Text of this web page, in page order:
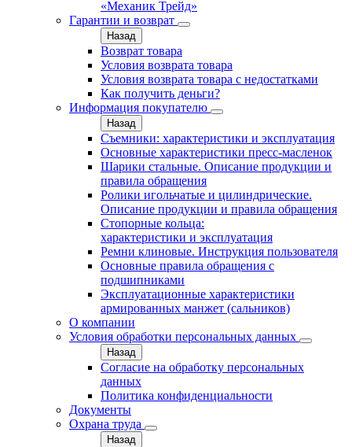
«Механик Трейд»
Гарантии и возврат
Назад
Возврат товара
Условия возврата товара
Условия возврата товара с недостатками
Как получить деньги?
Информация покупателю
Назад
Съемники: характеристики и эксплуатация
Основные характеристики пресс‑масленок
Шарики стальные. Описание продукции и
правила обращения
Ролики игольчатые и цилиндрические.
Описание продукции и правила обращения
Стопорные кольца:
характеристики и эксплуатация
Ремни клиновые. Инструкция пользователя
Основные правила обращения с
подшипниками
Эксплуатационные характеристики
армированных манжет (сальников)
О компании
Условия обработки персональных данных
Назад
Согласие на обработку персональных
данных
Политика конфиденциальности
Документы
Охрана труда
Назад